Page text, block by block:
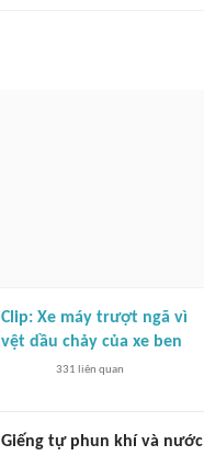
Clip: Xe máy trượt ngã vì
vệt dầu chảy của xe ben
331 liên quan
Giếng tự phun khí và nước